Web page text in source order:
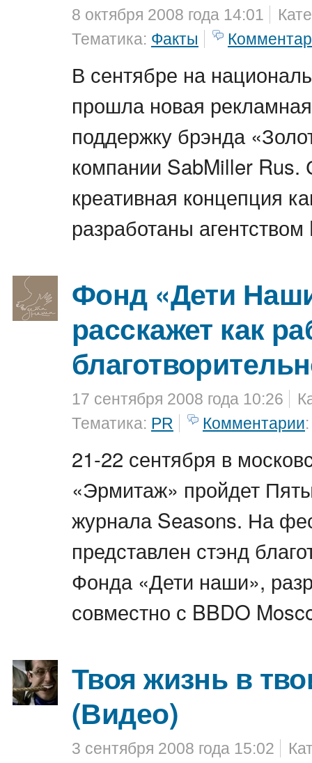
8 октября 2008 года 14:01
Тематика: Факты
В сентябре на
прошла новая
поддержку брэнда
компании SabMiller Rus.
креативная концепция
разработаны
Фонд «Дети
расскажет как
17 сентября 2008 года 10:26
Тематика: PR Комментарии
21-22 сентября в
«Эрмитаж» пройдет
журнала Seasons. На
представлен стэнд
Фонда «Дети наши»,
совместно с BBDO
Твоя жизнь в
(Видео)
3 сентября 2008 года 15:02